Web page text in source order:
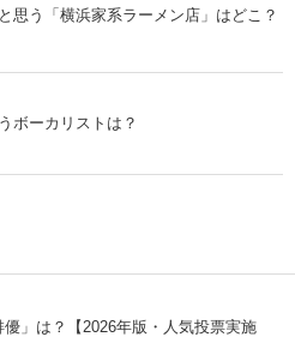
思う「横浜家系ラーメン店」はどこ？
ボーカリストは？
」は？【2026年版・人気投票実施